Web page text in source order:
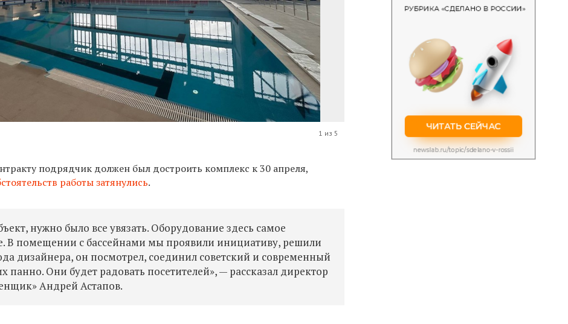
1 из 5
подрядчик должен был достроить комплекс к 30 апреля,
работы затянулись.
нужно было все увязать. Оборудование здесь самое
В помещении с бассейнами мы проявили инициативу, решили
дизайнера, он посмотрел, соединил советский и современный
панно. Они будет радовать посетителей», — рассказал директор
Андрей Астапов.